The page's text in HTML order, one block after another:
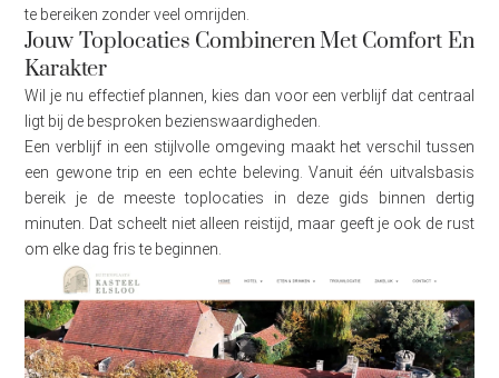
te bereiken zonder veel omrijden.
Jouw Toplocaties Combineren Met Comfort En
Karakter
Wil je nu effectief plannen, kies dan voor een verblijf dat centraal
ligt bij de besproken bezienswaardigheden.
Een verblijf in een stijlvolle omgeving maakt het verschil tussen
een gewone trip en een echte beleving. Vanuit één uitvalsbasis
bereik je de meeste toplocaties in deze gids binnen dertig
minuten. Dat scheelt niet alleen reistijd, maar geeft je ook de rust
om elke dag fris te beginnen.